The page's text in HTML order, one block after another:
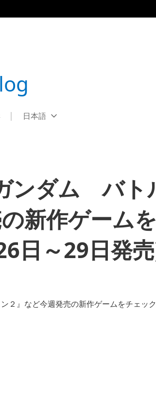
Select
Current
日本語
ンダム バト
新作ゲーム
日～29日発